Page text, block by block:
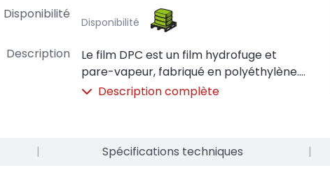
Disponibilité
Disponibilité
Description
Le film DPC est un film hydrofuge et
pare-vapeur, fabriqué en polyéthylène.
Le film est appliqué dans les fondations,
la feuille de CPD est d'empêcher les
Description complète
| Spécifications techniques |